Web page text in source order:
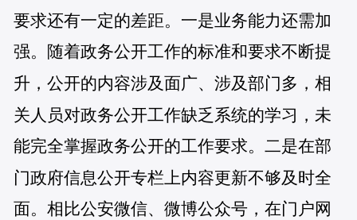
要求还有一定的差距。一是业务能力还需加
强。随着政务公开工作的标准和要求不断提
升，公开的内容涉及面广、涉及部门多，相
关人员对政务公开工作缺乏系统的学习，未
能完全掌握政务公开的工作要求。二是在部
门政府信息公开专栏上内容更新不够及时全
面。相比公安微信、微博公众号，在门户网